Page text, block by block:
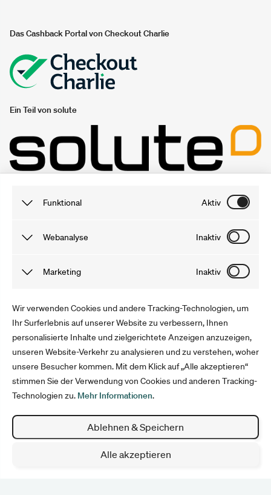
Funktional Aktiv
Funktionale Cookies sind notwendig, damit du unsere
uns gewonnenen Informationen werden anonymisiert und
Webanalyse Inaktiv
Tracking Cookies speichern Informationen, dank derer wir
verstehen können. Mit Tools wie Google Analytics
optimieren wir anschließend unser Angebot und Marketing.
Marketing Inaktiv
Marketing Cookies sammeln Informationen, mit denen wir
unsere Webseite verbessern können. Sie helfen uns,
Werbung auszuspielen, welche die User interessiert. Die
Informationen werden anonym erfasst und für die Dauer
deines Aufenthalts gespeichert.
Wir verwenden Cookies und andere Tracking-Technologien, um
Ihr Surferlebnis auf unserer Website zu verbessern, Ihnen
personalisierte Inhalte und zielgerichtete Anzeigen anzuzeigen,
unseren Website-Verkehr zu analysieren und zu verstehen, woher
unsere Besucher kommen. Mit dem Klick auf „Alle akzeptieren“
stimmen Sie der Verwendung von Cookies und anderen Tracking-
Technologien zu. Mehr Informationen.
Ablehnen & Speichern
Alle akzeptieren
Das Cashback Portal von Checkout Charlie
Ein Teil von solute
gutschein.ch
Folge uns
Impressum